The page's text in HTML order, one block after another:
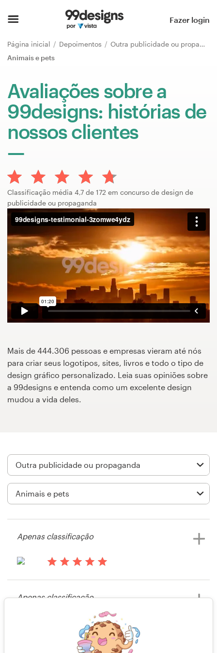
Fazer login
Página inicial Depoimentos
Outra publicidade ou propaganda
Animais e pets
Avaliações sobre a
99designs: histórias de
nossos clientes
Classificação média 4,7 de 172 em concurso de design de
publicidade ou propaganda
Mais de 444.306 pessoas e empresas vieram até nós
para criar seus logotipos, sites, livros e todo o tipo de
design gráfico personalizado. Leia suas opiniões sobre
a 99designs e entenda como um excelente design
mudou a vida deles.
publicidade ou propaganda
Apenas classificação
há 14 anos
Jhamilton2025
Apenas classificação
Página inicial
Pesquisar categorias
Encontre um designer
Inspiração
99designs Pro
Serviços
de
design
Concursos de designs
Projetos 1-para-1
Encontre um designer
Veja inspirações
99designs Pro
Quero
Cartão de visita
Design de site
Manual de identidade da marca
Pesquisar todas as categorias
Central de Ajuda